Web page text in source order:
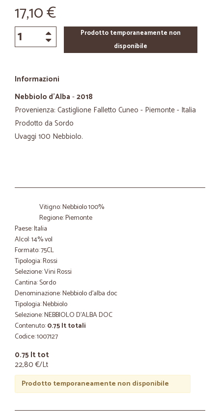
17,10 €
Prodotto temporaneamente non
disponibile
Informazioni
Nebbiolo d'Alba -2018
Provenienza: Castiglione Falletto Cuneo - Piemonte - Italia
Prodotto da Sordo
Uvaggi 100 Nebbiolo.
Vitigno: Nebbiolo 100%
Regione: Piemonte
Paese: Italia
Alcol: 14% vol
Formato: 75CL
Tipologia: Rossi
Selezione: Vini Rossi
Cantina: Sordo
Denominazione: Nebbiolo d'alba doc
Tipologia: Nebbiolo
Selezione: NEBBIOLO D'ALBA DOC
Contenuto:0.75 lt totali
Codice: 1007127
0.75 lt tot
22,80 €/Lt
Prodotto temporaneamente non disponibile